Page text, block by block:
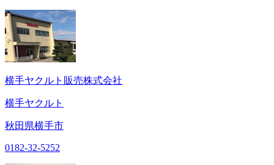
横手ヤクルト販売株式会社
横手ヤクルト
秋田県横手市
0182-32-5252